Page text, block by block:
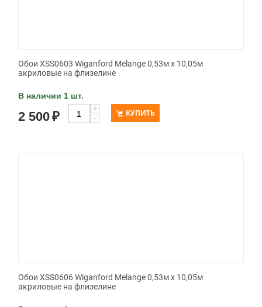
Обои XSS0603 Wiganford Melange 0,53м x 10,05м
акриловые на флизелине
В наличии 1 шт.
2 500₽
+
−
КУПИТЬ
Обои XSS0606 Wiganford Melange 0,53м x 10,05м
акриловые на флизелине